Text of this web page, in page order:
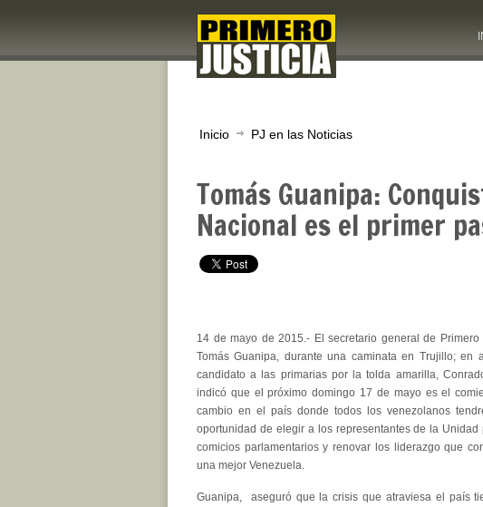
Inicio PJ en las Noticias
Tomás Guanipa:
Nacional es el primer
14 de mayo de 2015.- El secretario general de Primero
Tomás Guanipa, durante una caminata en Trujillo; en
candidato a las primarias por la tolda amarilla,
indicó que el próximo domingo 17 de mayo es el
cambio en el país donde todos los venezolanos
oportunidad de elegir a los representantes de la Unidad
comicios parlamentarios y renovar los liderazgo que
una mejor Venezuela.
Guanipa, aseguró que la crisis que atraviesa el país